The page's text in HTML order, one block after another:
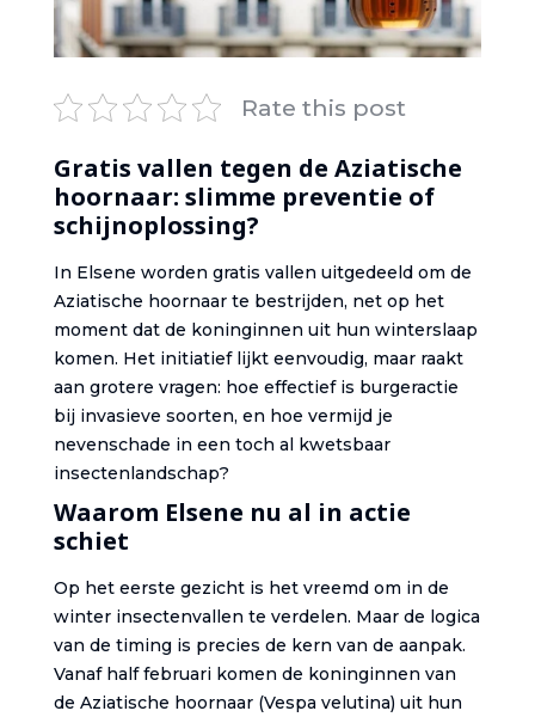
Rate this post
Gratis vallen tegen de Aziatische
hoornaar: slimme preventie of
schijnoplossing?
In Elsene worden gratis vallen uitgedeeld om de
Aziatische hoornaar te bestrijden, net op het
moment dat de koninginnen uit hun winterslaap
komen. Het initiatief lijkt eenvoudig, maar raakt
aan grotere vragen: hoe effectief is burgeractie
bij invasieve soorten, en hoe vermijd je
nevenschade in een toch al kwetsbaar
insectenlandschap?
Waarom Elsene nu al in actie
schiet
Op het eerste gezicht is het vreemd om in de
winter insectenvallen te verdelen. Maar de logica
van de timing is precies de kern van de aanpak.
Vanaf half februari komen de koninginnen van
de Aziatische hoornaar (Vespa velutina) uit hun